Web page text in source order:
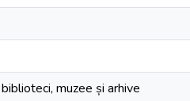
muzee și arhive